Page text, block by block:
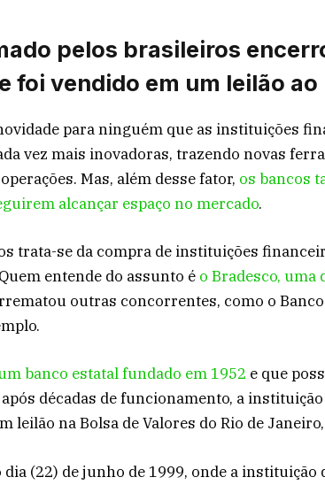
pelos brasileiros
foi vendido em um leilão ao
para ninguém que as instituições
vez mais inovadoras, trazendo novas
Mas, além desse fator, os bancos
alcançar espaço no mercado.
trata-se da compra de instituições
entende do assunto é o Bradesco, uma
outras concorrentes, como o
banco estatal fundado em 1952 e que
décadas de funcionamento, a
leilão na Bolsa de Valores do Rio de
dia (22) de junho de 1999, onde a instituição